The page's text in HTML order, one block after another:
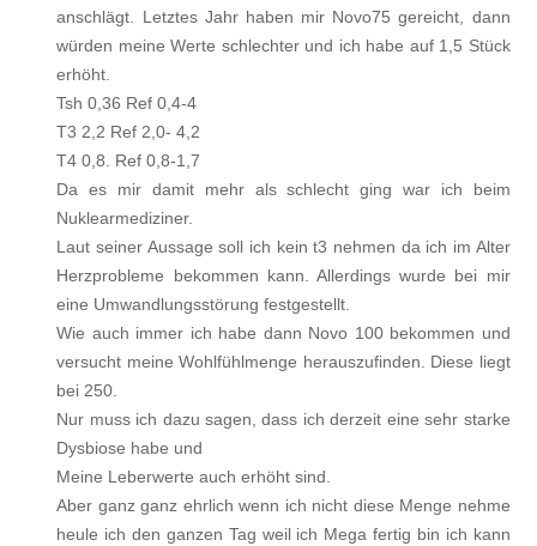
anschlägt. Letztes Jahr haben mir Novo75 gereicht, dann
würden meine Werte schlechter und ich habe auf 1,5 Stück
erhöht.
Tsh 0,36 Ref 0,4-4
T3 2,2 Ref 2,0- 4,2
T4 0,8. Ref 0,8-1,7
Da es mir damit mehr als schlecht ging war ich beim
Nuklearmediziner.
Laut seiner Aussage soll ich kein t3 nehmen da ich im Alter
Herzprobleme bekommen kann. Allerdings wurde bei mir
eine Umwandlungsstörung festgestellt.
Wie auch immer ich habe dann Novo 100 bekommen und
versucht meine Wohlfühlmenge herauszufinden. Diese liegt
bei 250.
Nur muss ich dazu sagen, dass ich derzeit eine sehr starke
Dysbiose habe und
Meine Leberwerte auch erhöht sind.
Aber ganz ganz ehrlich wenn ich nicht diese Menge nehme
heule ich den ganzen Tag weil ich Mega fertig bin ich kann